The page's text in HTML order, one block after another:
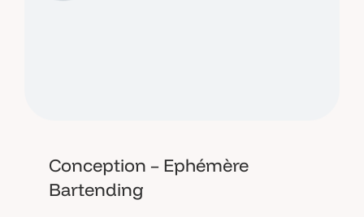
Conception – Ephémère
Bartending